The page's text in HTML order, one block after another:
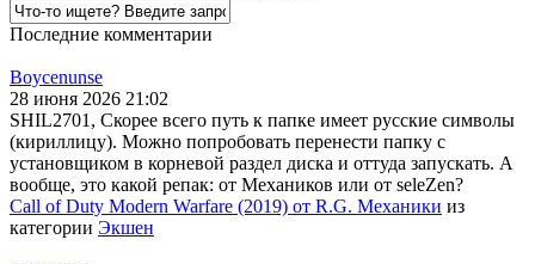
Последние комментарии
Boycenunse
28 июня 2026 21:02
SHIL2701, Скорее всего путь к папке имеет русские символы
(кириллицу). Можно попробовать перенести папку с
установщиком в корневой раздел диска и оттуда запускать. А
вообще, это какой репак: от Механиков или от seleZen?
Call of Duty Modern Warfare (2019) от R.G. Механики из
категории Экшен